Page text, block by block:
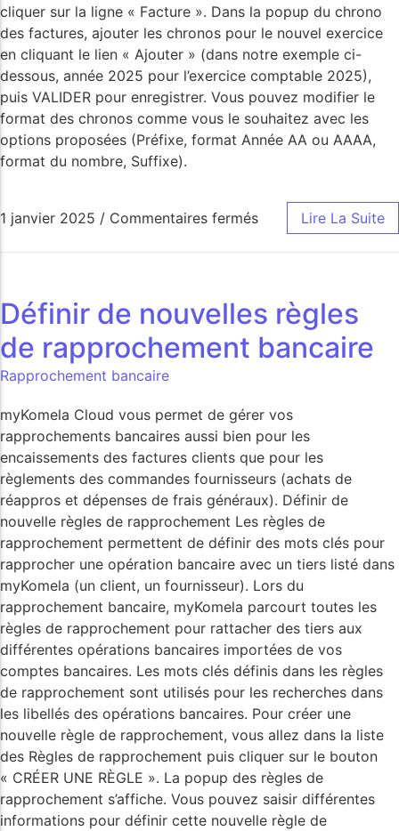
cliquer sur la ligne « Facture ». Dans la popup du chrono
des factures, ajouter les chronos pour le nouvel exercice
en cliquant le lien « Ajouter » (dans notre exemple ci-
dessous, année 2025 pour l’exercice comptable 2025),
puis VALIDER pour enregistrer. Vous pouvez modifier le
format des chronos comme vous le souhaitez avec les
options proposées (Préfixe, format Année AA ou AAAA,
format du nombre, Suffixe).
1 janvier 2025 / Commentaires fermés Lire La Suite
Définir de nouvelles règles
de rapprochement bancaire
Rapprochement bancaire
myKomela Cloud vous permet de gérer vos
rapprochements bancaires aussi bien pour les
encaissements des factures clients que pour les
règlements des commandes fournisseurs (achats de
réappros et dépenses de frais généraux). Définir de
nouvelle règles de rapprochement Les règles de
rapprochement permettent de définir des mots clés pour
rapprocher une opération bancaire avec un tiers listé dans
myKomela (un client, un fournisseur). Lors du
rapprochement bancaire, myKomela parcourt toutes les
règles de rapprochement pour rattacher des tiers aux
différentes opérations bancaires importées de vos
comptes bancaires. Les mots clés définis dans les règles
de rapprochement sont utilisés pour les recherches dans
les libellés des opérations bancaires. Pour créer une
nouvelle règle de rapprochement, vous allez dans la liste
des Règles de rapprochement puis cliquer sur le bouton
« CRÉER UNE RÈGLE ». La popup des règles de
rapprochement s’affiche. Vous pouvez saisir différentes
informations pour définir cette nouvelle règle de